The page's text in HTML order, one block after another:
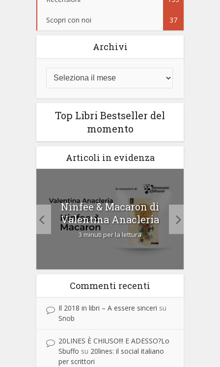
Scopri con noi 37
Archivi
Top Libri Bestseller del
momento
Articoli in evidenza
Ninfee & Macaron di
Valentina Anacleria
3 minuti per la lettura
Commenti recenti
Il 2018 in libri – A essere sinceri su
Snob
20LINES È CHIUSO!!! E ADESSO?Lo
Sbuffo su 20lines: il social italiano
per scrittori